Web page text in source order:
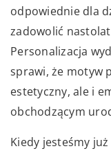
odpowiednie dla
zadowolić
Personalizacja
sprawi, że motyw
estetyczny, ale i
obchodzącym
Kiedy jesteśmy